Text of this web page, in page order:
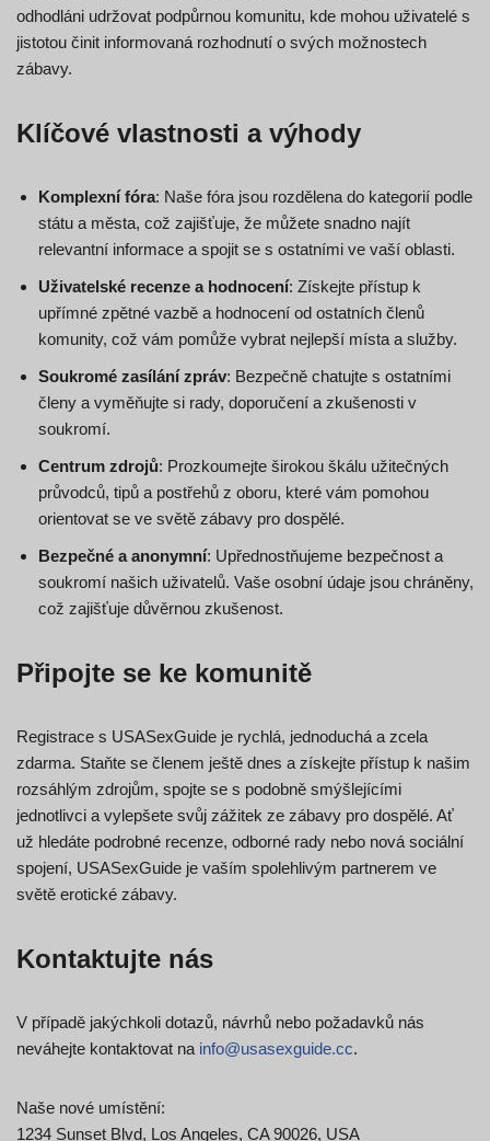
odhodláni udržovat podpůrnou komunitu, kde mohou uživatelé s
jistotou činit informovaná rozhodnutí o svých možnostech
zábavy.
Klíčové vlastnosti a výhody
Komplexní fóra: Naše fóra jsou rozdělena do kategorií podle
státu a města, což zajišťuje, že můžete snadno najít
relevantní informace a spojit se s ostatními ve vaší oblasti.
Uživatelské recenze a hodnocení: Získejte přístup k
upřímné zpětné vazbě a hodnocení od ostatních členů
komunity, což vám pomůže vybrat nejlepší místa a služby.
Soukromé zasílání zpráv: Bezpečně chatujte s ostatními
členy a vyměňujte si rady, doporučení a zkušenosti v
soukromí.
Centrum zdrojů: Prozkoumejte širokou škálu užitečných
průvodců, tipů a postřehů z oboru, které vám pomohou
orientovat se ve světě zábavy pro dospělé.
Bezpečné a anonymní: Upřednostňujeme bezpečnost a
soukromí našich uživatelů. Vaše osobní údaje jsou chráněny,
což zajišťuje důvěrnou zkušenost.
Připojte se ke komunitě
Registrace s USASexGuide je rychlá, jednoduchá a zcela
zdarma. Staňte se členem ještě dnes a získejte přístup k našim
rozsáhlým zdrojům, spojte se s podobně smýšlejícími
jednotlivci a vylepšete svůj zážitek ze zábavy pro dospělé. Ať
už hledáte podrobné recenze, odborné rady nebo nová sociální
spojení, USASexGuide je vaším spolehlivým partnerem ve
světě erotické zábavy.
Kontaktujte nás
V případě jakýchkoli dotazů, návrhů nebo požadavků nás
neváhejte kontaktovat na info@usasexguide.cc.
Naše nové umístění:
1234 Sunset Blvd, Los Angeles, CA 90026, USA